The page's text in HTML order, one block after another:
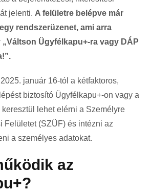
jelenti. A felületre belépve már
rendszerüzenet, ami arra
Ügyfélkapu+-ra vagy DÁP
január 16-tól a kétfaktoros,
biztosító Ügyfélkapu+-on vagy a
lehet elérni a Személyre
Felületet (SZÜF) és intézni az
a személyes adatokat.
az